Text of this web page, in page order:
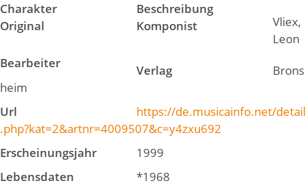
Charakter
Beschreibung
Original
Komponist
Vliex,
Leon
Bearbeiter
Verlag
Brons
heim
Url
https://de.musicainfo.net/detail
.php?kat=2&artnr=4009507&c=y4zxu692
Erscheinungsjahr
1999
Lebensdaten
*1968